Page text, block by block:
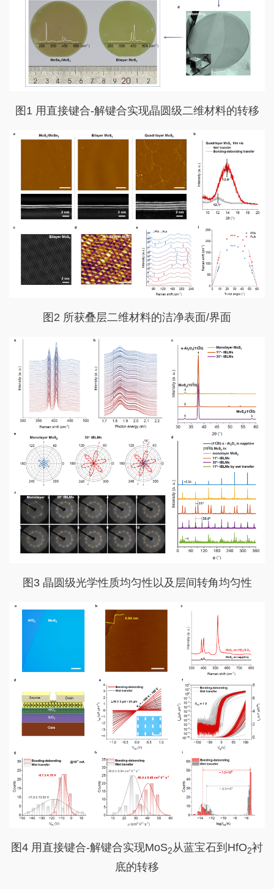
图1 用直接键合-解键合实现晶圆级二维材料的转移
图2 所获叠层二维材料的洁净表面/界面
图3 晶圆级光学性质均匀性以及层间转角均匀性
图4 用直接键合-解键合实现MoS2从蓝宝石到HfO2衬
底的转移